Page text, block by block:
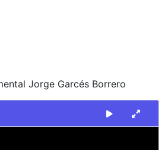
Jorge Garcés Borrero